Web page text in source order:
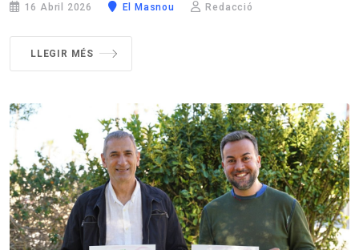
16 Abril 2026 El Masnou Redacció
LLEGIR MÉS